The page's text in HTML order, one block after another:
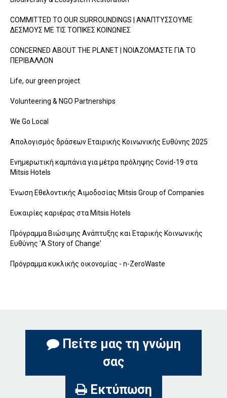
COMMITTED TO OUR SURROUNDINGS | ΑΝΑΠΤΥΣΣΟΥΜΕ
ΔΕΣΜΟΥΣ ΜΕ ΤΙΣ ΤΟΠΙΚΕΣ ΚΟΙΝΩΝΙΕΣ
CONCERNED ABOUT THE PLANET | ΝΟΙΑΖΟΜΑΣΤΕ ΓΙΑ ΤΟ
ΠΕΡΙΒΑΛΛΟΝ
Life, our green project
Volunteering & NGO Partnerships
We Go Local
Απολογισμός δράσεων Εταιρικής Κοινωνικής Ευθύνης 2025
Ενημερωτική καμπάνια για μέτρα πρόληψης Covid-19 στα
Mitsis Hotels
Ένωση Εθελοντικής Αιμοδοσίας Mitsis Group of Companies
Ευκαιρίες καριέρας στα Mitsis Hotels
Πρόγραμμα Βιώσιμης Ανάπτυξης και Εταρικής Κοινωνικής
Ευθύνης 'A Story of Change'
Πρόγραμμα κυκλικής οικονομίας - n-ZeroWaste
Πείτε μας τη γνώμη
σας
Εκτύπωση